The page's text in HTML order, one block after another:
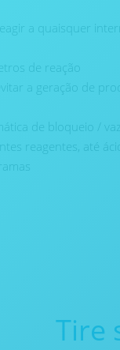
a quaisquer
de reação
a geração de
de bloqueio /
reagentes, até
Tire